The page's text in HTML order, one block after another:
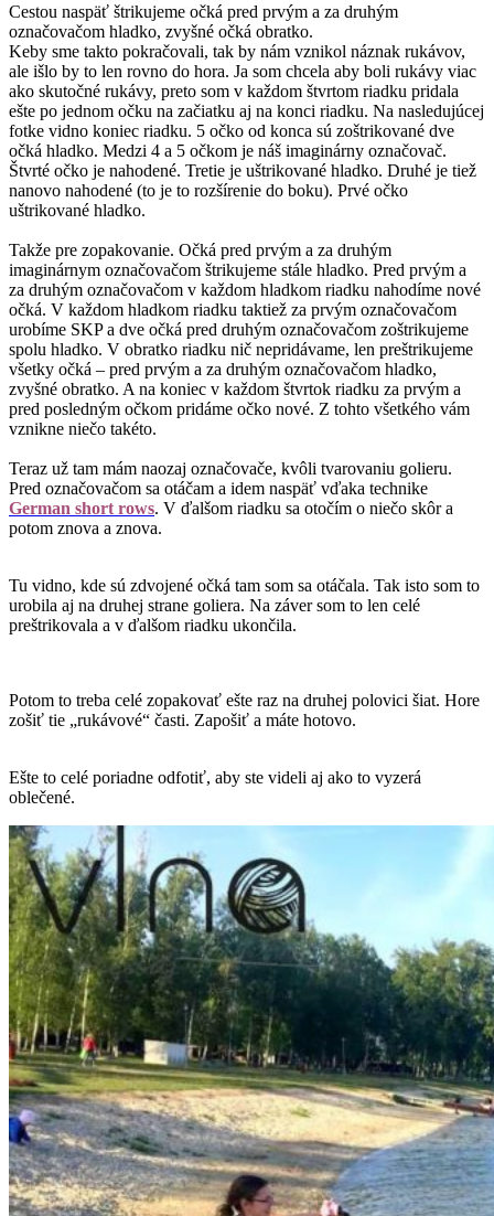
Cestou naspäť štrikujeme očká pred prvým a za druhým
označovačom hladko, zvyšné očká obratko.
Keby sme takto pokračovali, tak by nám vznikol náznak rukávov,
ale išlo by to len rovno do hora. Ja som chcela aby boli rukávy viac
ako skutočné rukávy, preto som v každom štvrtom riadku pridala
ešte po jednom očku na začiatku aj na konci riadku. Na nasledujúcej
fotke vidno koniec riadku. 5 očko od konca sú zoštrikované dve
očká hladko. Medzi 4 a 5 očkom je náš imaginárny označovač.
Štvrté očko je nahodené. Tretie je uštrikované hladko. Druhé je tiež
nanovo nahodené (to je to rozšírenie do boku). Prvé očko
uštrikované hladko.
Takže pre zopakovanie. Očká pred prvým a za druhým
imaginárnym označovačom štrikujeme stále hladko. Pred prvým a
za druhým označovačom v každom hladkom riadku nahodíme nové
očká. V každom hladkom riadku taktiež za prvým označovačom
urobíme SKP a dve očká pred druhým označovačom zoštrikujeme
spolu hladko. V obratko riadku nič nepridávame, len preštrikujeme
všetky očká – pred prvým a za druhým označovačom hladko,
zvyšné obratko. A na koniec v každom štvrtok riadku za prvým a
pred posledným očkom pridáme očko nové. Z tohto všetkého vám
vznikne niečo takéto.
Teraz už tam mám naozaj označovače, kvôli tvarovaniu golieru.
Pred označovačom sa otáčam a idem naspäť vďaka technike
German short rows. V ďalšom riadku sa otočím o niečo skôr a
potom znova a znova.
Tu vidno, kde sú zdvojené očká tam som sa otáčala. Tak isto som to
urobila aj na druhej strane goliera. Na záver som to len celé
preštrikovala a v ďalšom riadku ukončila.
Potom to treba celé zopakovať ešte raz na druhej polovici šiat. Hore
zošiť tie „rukávové“ časti. Zapošiť a máte hotovo.
Ešte to celé poriadne odfotiť, aby ste videli aj ako to vyzerá
oblečené.